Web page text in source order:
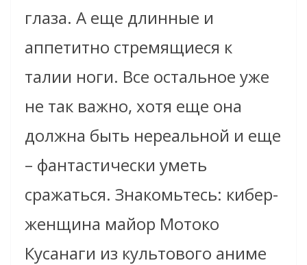
глаза. А еще длинные и
аппетитно стремящиеся к
талии ноги. Все остальное уже
не так важно, хотя еще она
должна быть нереальной и еще
– фантастически уметь
сражаться. Знакомьтесь: кибер-
женщина майор Мотоко
Кусанаги из культового аниме